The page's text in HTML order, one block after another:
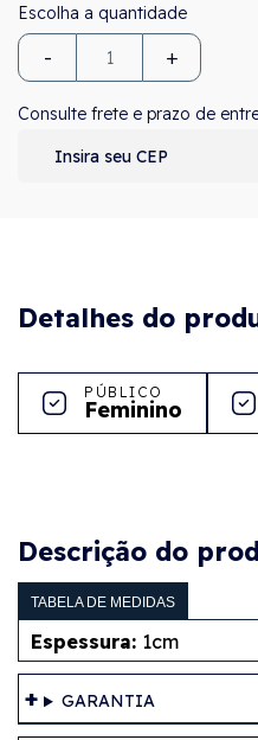
- +
Consulte frete e prazo de
Detalhes do
PÚBLICO
Feminino
Descrição do
TABELA DE MEDIDAS
Espessura: 1cm
GARANTIA